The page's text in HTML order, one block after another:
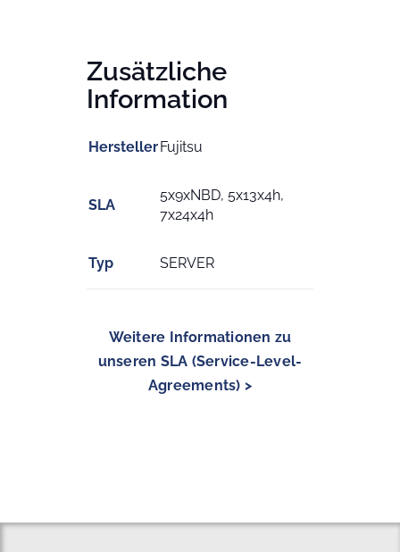
Zusätzliche
Information
HerstellerFujitsu
SLA
5x9xNBD, 5x13x4h,
7x24x4h
Typ SERVER
Weitere Informationen zu
unseren SLA (Service-Level-
Agreements) >